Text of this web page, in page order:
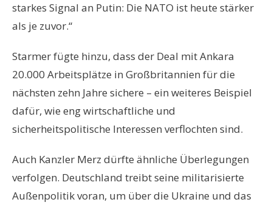
starkes Signal an Putin: Die NATO ist heute stärker
als je zuvor.“
Starmer fügte hinzu, dass der Deal mit Ankara
20.000 Arbeitsplätze in Großbritannien für die
nächsten zehn Jahre sichere – ein weiteres Beispiel
dafür, wie eng wirtschaftliche und
sicherheitspolitische Interessen verflochten sind.
Auch Kanzler Merz dürfte ähnliche Überlegungen
verfolgen. Deutschland treibt seine militarisierte
Außenpolitik voran, um über die Ukraine und das